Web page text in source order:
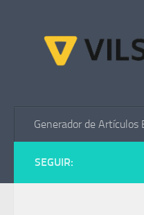
Generador de Artículos
SEGUIR: